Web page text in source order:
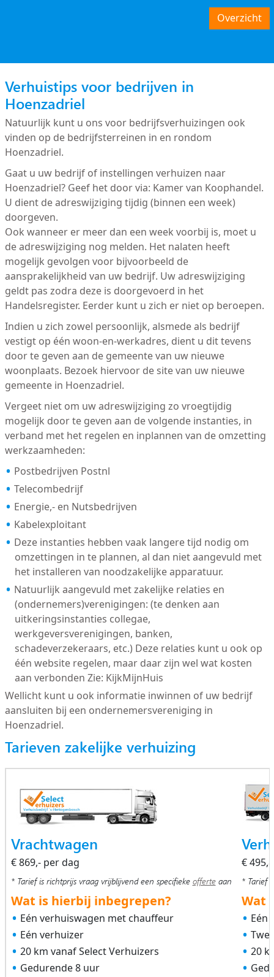
Overzicht
Verhuistips voor bedrijven in
Hoenzadriel
Natuurlijk kunt u ons voor bedrijfsverhuizingen ook
vinden op de bedrijfsterreinen in en rondom
Hoenzadriel.
Gaat u uw bedrijf of instellingen verhuizen naar
Hoenzadriel? Geef het door via: Kamer van Koophandel.
U dient de adreswijziging tijdig (binnen een week)
doorgeven.
Ook wanneer er meer dan een week voorbij is, moet u
de adreswijziging nog melden. Het nalaten heeft
mogelijk gevolgen voor bijvoorbeeld de
aansprakelijkheid van uw bedrijf. Uw adreswijziging
geldt pas zodra deze is doorgevoerd in het
Handelsregister. Eerder kunt u zich er niet op beroepen.
Indien u zich zowel persoonlijk, alsmede als bedrijf
vestigt op één woon-en-werkadres, dient u dit tevens
door te geven aan de gemeente van uw nieuwe
woonplaats. Bezoek hiervoor de site van uw nieuwe
gemeente in Hoenzadriel.
Vergeet niet om uw adreswijziging zo vroegtijdig
mogelijk door te geven aan de volgende instanties, in
verband met het regelen en inplannen van de omzetting
werkzaamheden:
Postbedrijven Postnl
Telecombedrijf
Energie,- en Nutsbedrijven
Kabelexploitant
Deze instanties hebben vaak langere tijd nodig om
omzettingen in te plannen, al dan niet aangevuld met
het installeren van noodzakelijke apparatuur.
Natuurlijk aangevuld met zakelijke relaties en
(ondernemers)verenigingen: (te denken aan
uitkeringsinstanties collegae,
werkgeversverenigingen, banken,
schadeverzekeraars, etc.) Deze relaties kunt u ook op
één website regelen, maar daar zijn wel wat kosten
aan verbonden Zie: KijkMijnHuis
Wellicht kunt u ook informatie inwinnen of uw bedrijf
aansluiten bij een ondernemersvereniging in
Hoenzadriel.
Tarieven zakelijke verhuizing
Vrachtwagen
€ 869,- per dag
* Tarief is richtprijs vraag vrijblijvend een specifieke offerteaan
Wat is hierbij inbegrepen?
Eén verhuiswagen met chauffeur
Eén verhuizer
20 km vanaf Select Verhuizers
Gedurende 8 uur
€
* Tarief
Wat
Eén
20